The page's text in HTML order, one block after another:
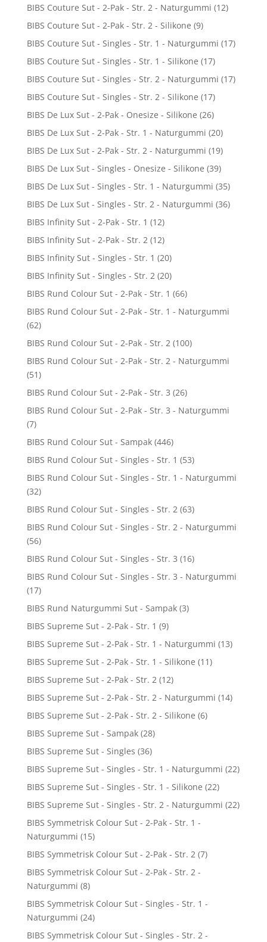
BIBS Couture Sut - 2-Pak - Str. 2 - Naturgummi (12)
BIBS Couture Sut - 2-Pak - Str. 2 - Silikone (9)
BIBS Couture Sut - Singles - Str. 1 - Naturgummi (17)
BIBS Couture Sut - Singles - Str. 1 - Silikone (17)
BIBS Couture Sut - Singles - Str. 2 - Naturgummi (17)
BIBS Couture Sut - Singles - Str. 2 - Silikone (17)
BIBS De Lux Sut - 2-Pak - Onesize - Silikone (26)
BIBS De Lux Sut - 2-Pak - Str. 1 - Naturgummi (20)
BIBS De Lux Sut - 2-Pak - Str. 2 - Naturgummi (19)
BIBS De Lux Sut - Singles - Onesize - Silikone (39)
BIBS De Lux Sut - Singles - Str. 1 - Naturgummi (35)
BIBS De Lux Sut - Singles - Str. 2 - Naturgummi (36)
BIBS Infinity Sut - 2-Pak - Str. 1 (12)
BIBS Infinity Sut - 2-Pak - Str. 2 (12)
BIBS Infinity Sut - Singles - Str. 1 (20)
BIBS Infinity Sut - Singles - Str. 2 (20)
BIBS Rund Colour Sut - 2-Pak - Str. 1 (66)
BIBS Rund Colour Sut - 2-Pak - Str. 1 - Naturgummi
(62)
BIBS Rund Colour Sut - 2-Pak - Str. 2 (100)
BIBS Rund Colour Sut - 2-Pak - Str. 2 - Naturgummi
(51)
BIBS Rund Colour Sut - 2-Pak - Str. 3 (26)
BIBS Rund Colour Sut - 2-Pak - Str. 3 - Naturgummi
(7)
BIBS Rund Colour Sut - Sampak (446)
BIBS Rund Colour Sut - Singles - Str. 1 (53)
BIBS Rund Colour Sut - Singles - Str. 1 - Naturgummi
(32)
BIBS Rund Colour Sut - Singles - Str. 2 (63)
BIBS Rund Colour Sut - Singles - Str. 2 - Naturgummi
(56)
BIBS Rund Colour Sut - Singles - Str. 3 (16)
BIBS Rund Colour Sut - Singles - Str. 3 - Naturgummi
(17)
BIBS Rund Naturgummi Sut - Sampak (3)
BIBS Supreme Sut - 2-Pak - Str. 1 (9)
BIBS Supreme Sut - 2-Pak - Str. 1 - Naturgummi (13)
BIBS Supreme Sut - 2-Pak - Str. 1 - Silikone (11)
BIBS Supreme Sut - 2-Pak - Str. 2 (12)
BIBS Supreme Sut - 2-Pak - Str. 2 - Naturgummi (14)
BIBS Supreme Sut - 2-Pak - Str. 2 - Silikone (6)
BIBS Supreme Sut - Sampak (28)
BIBS Supreme Sut - Singles (36)
BIBS Supreme Sut - Singles - Str. 1 - Naturgummi (22)
BIBS Supreme Sut - Singles - Str. 1 - Silikone (22)
BIBS Supreme Sut - Singles - Str. 2 - Naturgummi (22)
BIBS Symmetrisk Colour Sut - 2-Pak - Str. 1 -
Naturgummi (15)
BIBS Symmetrisk Colour Sut - 2-Pak - Str. 2 (7)
BIBS Symmetrisk Colour Sut - 2-Pak - Str. 2 -
Naturgummi (8)
BIBS Symmetrisk Colour Sut - Singles - Str. 1 -
Naturgummi (24)
BIBS Symmetrisk Colour Sut - Singles - Str. 2 -